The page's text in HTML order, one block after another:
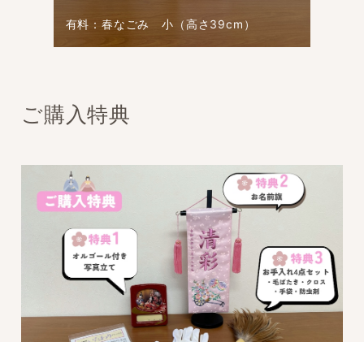
有料：春なごみ 小（高さ39cm）
ご購入特典